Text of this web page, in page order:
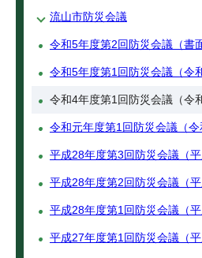
流山市防災会議
令和5年度第2回防災会議（書
令和5年度第1回防災会議（令
令和4年度第1回防災会議（令
令和元年度第1回防災会議（令
平成28年度第3回防災会議（平
平成28年度第2回防災会議（平
平成28年度第1回防災会議（平
平成27年度第1回防災会議（平